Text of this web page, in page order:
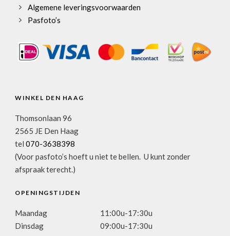
Algemene leveringsvoorwaarden
Pasfoto’s
WINKEL DEN HAAG
Thomsonlaan 96
2565 JE Den Haag
tel 070-3638398
(Voor pasfoto’s hoeft u niet te bellen. U kunt zonder
afspraak terecht.)
OPENINGSTIJDEN
Maandag
11:00u-17:30u
Dinsdag
09:00u-17:30u